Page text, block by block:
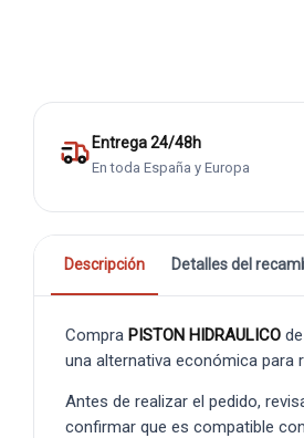
Entrega 24/48h
En toda España y Europa
Descripción Detalles del
Compra PISTON HIDRAULICO
una alternativa económica para
Antes de realizar el pedido,
confirmar que es compatible